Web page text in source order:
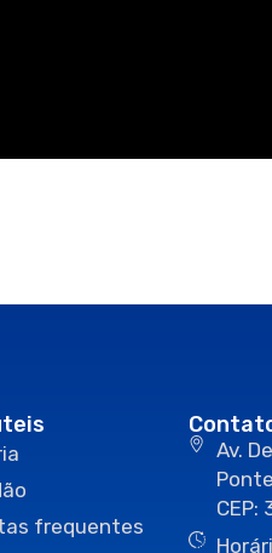
frequentes
Av.
CEP: